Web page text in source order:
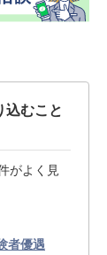
込むこと
がよく見
者優遇